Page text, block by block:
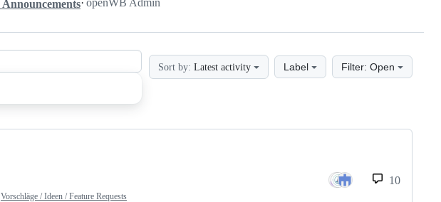
Announcements
Sort by: Latest activity Label Filter: Open
Vorschläge / Ideen / Feature Requests
10